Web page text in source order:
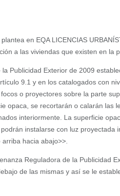
en EQA LICENCIAS
a las viviendas que existen en la
Publicidad Exterior de 2009
9.1 y en los catalogados con
o proyectores sobre la parte
opaca, se recortarán o calarán las
interiormente. La superficie
instalarse con luz
hacia abajo>>.
Reguladora de la Publicidad
de las mismas y así se le